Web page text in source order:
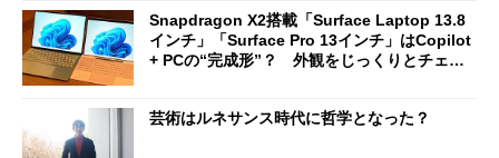
Snapdragon X2搭載「Surface Laptop 13.8
インチ」「Surface Pro 13インチ」はCopilot
+ PCの“完成形”？ 外観をじっくりとチェッ
芸術はルネサンス時代に哲学となった？